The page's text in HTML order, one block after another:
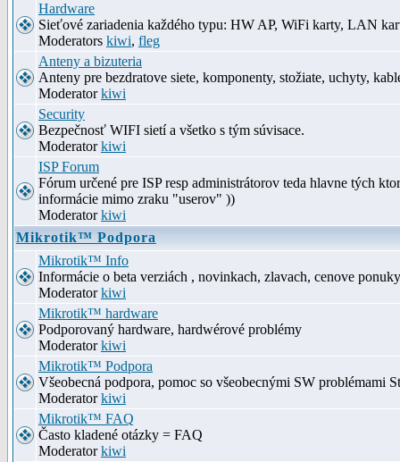
Hardware
Sieťové zariadenia každého typu: HW AP, WiFi karty, LAN
Moderators kiwi, fleg
Anteny a bizuteria
Anteny pre bezdratove siete, komponenty, stožiate, uchyty,
Moderatorkiwi
Security
Bezpečnosť WIFI sietí a všetko s tým súvisace.
Moderatorkiwi
ISP Forum
Fórum určené pre ISP resp administrátorov teda hlavne tých
informácie mimo zraku "userov" ))
Moderatorkiwi
Mikrotik™ Podpora
Mikrotik™ Info
Informácie o beta verziách , novinkach, zlavach, cenove ponuky
Moderatorkiwi
Mikrotik™ hardware
Podporovaný hardware, hardwérové problémy
Moderatorkiwi
Mikrotik™ Podpora
Všeobecná podpora, pomoc so všeobecnými SW problémami
Moderatorkiwi
Mikrotik™ FAQ
Často kladené otázky = FAQ
Moderatorkiwi